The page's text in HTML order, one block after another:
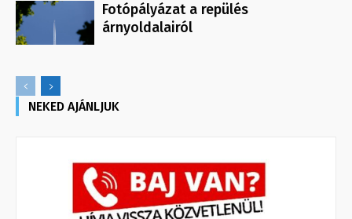
Fotópályázat a repülés
árnyoldalairól
NEKED AJÁNLJUK